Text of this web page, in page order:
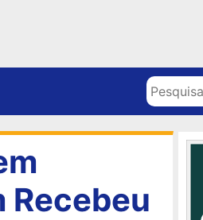
Pesquisar
Recebeu